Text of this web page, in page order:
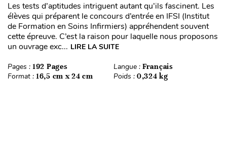
Les tests d’aptitudes intriguent autant qu’ils fascinent. Les
élèves qui préparent le concours d’entrée en IFSI (Institut
de Formation en Soins Infirmiers) appréhendent souvent
cette épreuve. C’est la raison pour laquelle nous proposons
un ouvrage exc... LIRE LA SUITE
Pages : 192 Pages Langue : Français
Format : 16,5 cm x 24 cm Poids : 0,324 kg